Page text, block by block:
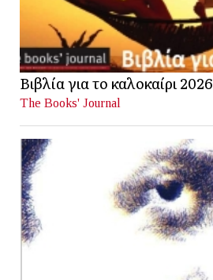
Βιβλία για το καλοκαίρι 2026
The Books' Journal